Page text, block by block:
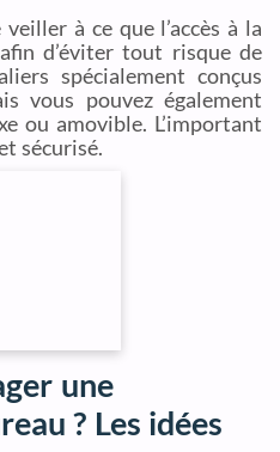
à ce que l’accès à la
d’éviter tout risque de
spécialement conçus
vous pouvez également
ou amovible. L’important
sécurisé.
une
? Les idées